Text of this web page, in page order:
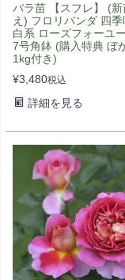
バラ苗 【スフレ】 (
え) フロリバンダ 四
白系 ローズフォーユ
7号角鉢 (購入特典 ぼ
1kg付き)
¥3,480税込
詳細を見る